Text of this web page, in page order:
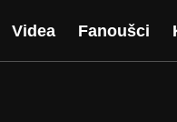
Videa Fanoušci